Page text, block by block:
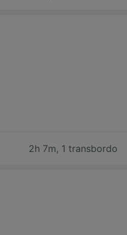
2h 7m, 1 transbordo